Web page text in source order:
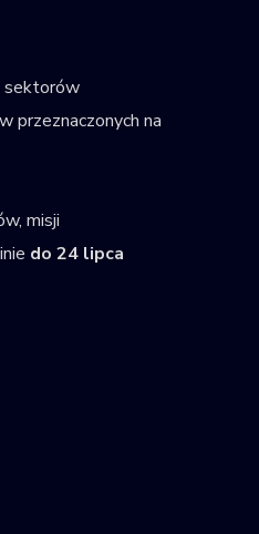
sektorów
przeznaczonych na
misji
do 24 lipca